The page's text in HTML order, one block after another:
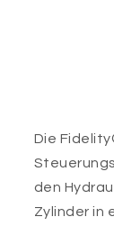
Die
den
Zylinder in